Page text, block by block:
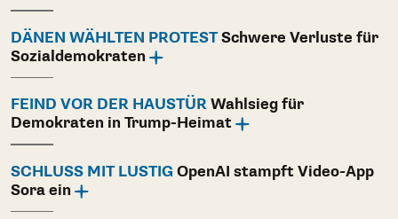
DÄNEN WÄHLTEN PROTESTSchwere Verluste für
Sozialdemokraten
FEIND VOR DER HAUSTÜR Wahlsieg für
Demokraten in Trump-Heimat
SCHLUSS MIT LUSTIG OpenAI stampft Video-App
Sora ein